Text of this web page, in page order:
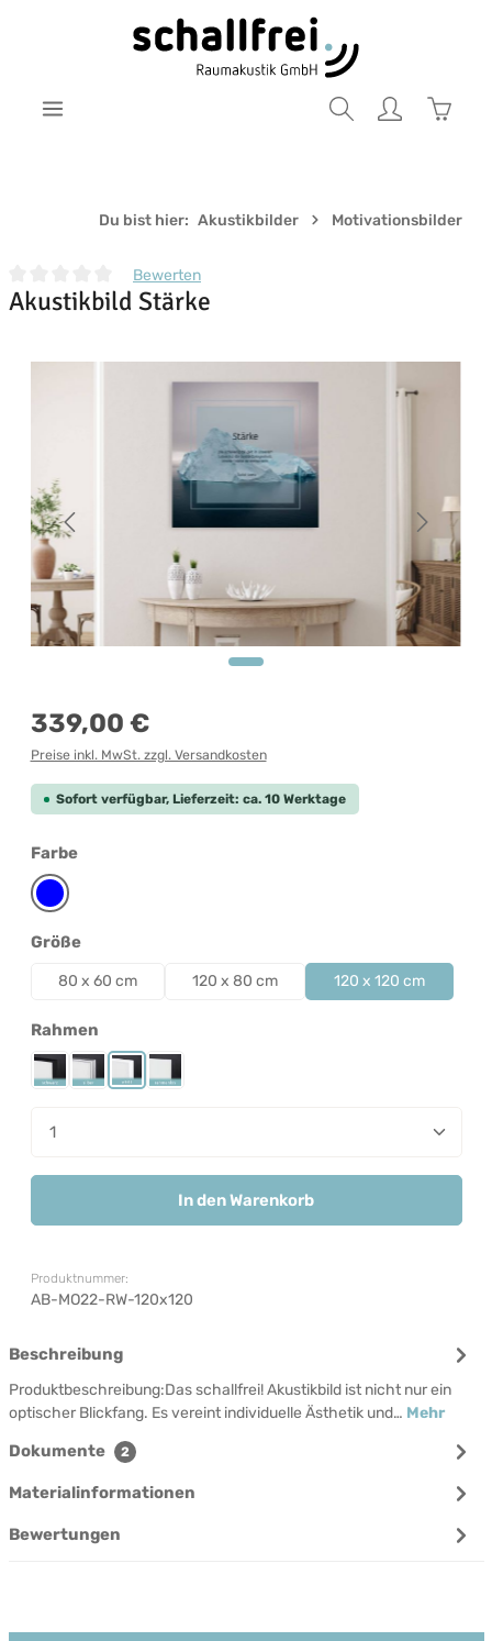
Zum Hauptinhalt springen
Du bist hier: Akustikbilder Motivationsbilder
Durchschnittliche Bewertung von 0 von 5 Sternen
Bewerten
Akustikbild Stärke
Regulärer Preis:
339,00 €
Preise inkl. MwSt. zzgl. Versandkosten
Sofort verfügbar, Lieferzeit: ca. 10 Werktage
Farbeauswählen
Blau
Größeauswählen
80 x 60 cm 120 x 80 cm 120 x 120 cm
Rahmenauswählen
Rahmen Schwarz
Rahmen Silber
Rahmen Weiß
Rahmenlos
Produkt Anzahl: Gib den gewünschten Wert ein
In den Warenkorb
Produktnummer:
AB-MO22-RW-120x120
Beschreibung
Produktbeschreibung:Das schallfrei! Akustikbild ist nicht nur ein
optischer Blickfang. Es vereint individuelle Ästhetik und… Mehr
Dokumente 2
Materialinformationen
Bewertungen